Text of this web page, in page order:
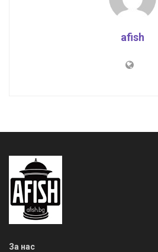
afish
За нас